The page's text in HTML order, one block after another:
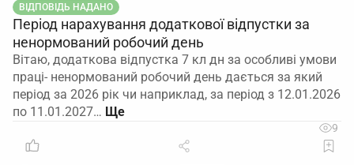
ВІДПОВІДЬ НАДАНО
Період нарахування додаткової відпустки за
ненормований робочий день
Вітаю, додаткова відпустка 7 кл дн за особливі умови
праці- ненормований робочий день дається за який
період за 2026 рік чи наприклад, за період з 12.01.2026
по 11.01.2027…
9